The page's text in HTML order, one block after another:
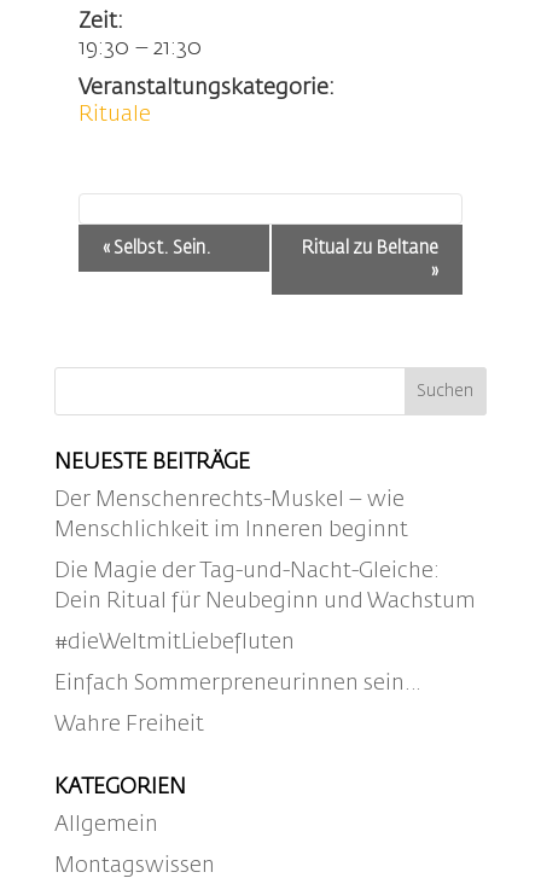
Zeit:
19:30 – 21:30
Veranstaltungskategorie:
Rituale
Veranstaltung-
Navigation
«Selbst. Sein.
Ritual zu Beltane
»
NEUESTE BEITRÄGE
Der Menschenrechts-Muskel – wie
Menschlichkeit im Inneren beginnt
Die Magie der Tag-und-Nacht-Gleiche:
Dein Ritual für Neubeginn und Wachstum
#dieWeltmitLiebefluten
Einfach Sommerpreneurinnen sein…
Wahre Freiheit
KATEGORIEN
Allgemein
Montagswissen